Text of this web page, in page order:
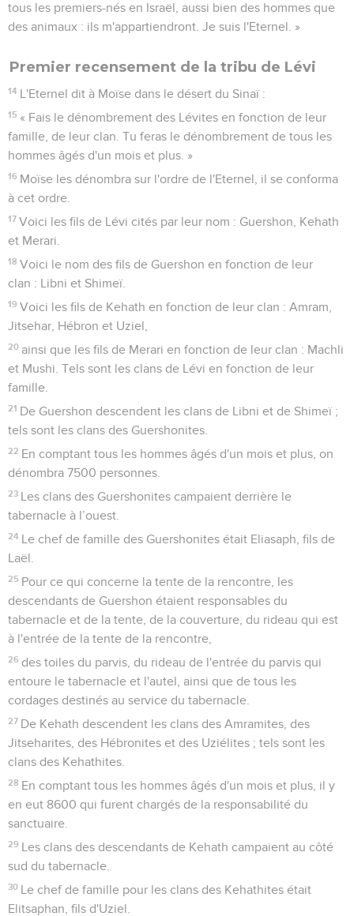
tous les premiers-nés en Israël, aussi bien des hommes que
des animaux : ils m'appartiendront. Je suis l'Eternel. »
Premier recensement de la tribu de Lévi
14 L'Eternel dit à Moïse dans le désert du Sinaï :
15 « Fais le dénombrement des Lévites en fonction de leur
famille, de leur clan. Tu feras le dénombrement de tous les
hommes âgés d'un mois et plus. »
16 Moïse les dénombra sur l'ordre de l'Eternel, il se conforma
à cet ordre.
17 Voici les fils de Lévi cités par leur nom : Guershon, Kehath
et Merari.
18 Voici le nom des fils de Guershon en fonction de leur
clan : Libni et Shimeï.
19 Voici les fils de Kehath en fonction de leur clan : Amram,
Jitsehar, Hébron et Uziel,
20 ainsi que les fils de Merari en fonction de leur clan : Machli
et Mushi. Tels sont les clans de Lévi en fonction de leur
famille.
21 De Guershon descendent les clans de Libni et de Shimeï ;
tels sont les clans des Guershonites.
22 En comptant tous les hommes âgés d'un mois et plus, on
dénombra 7500 personnes.
23 Les clans des Guershonites campaient derrière le
tabernacle à l’ouest.
24 Le chef de famille des Guershonites était Eliasaph, fils de
Laël.
25 Pour ce qui concerne la tente de la rencontre, les
descendants de Guershon étaient responsables du
tabernacle et de la tente, de la couverture, du rideau qui est
à l'entrée de la tente de la rencontre,
26 des toiles du parvis, du rideau de l'entrée du parvis qui
entoure le tabernacle et l'autel, ainsi que de tous les
cordages destinés au service du tabernacle.
27 De Kehath descendent les clans des Amramites, des
Jitseharites, des Hébronites et des Uziélites ; tels sont les
clans des Kehathites.
28 En comptant tous les hommes âgés d'un mois et plus, il y
en eut 8600 qui furent chargés de la responsabilité du
sanctuaire.
29 Les clans des descendants de Kehath campaient au côté
sud du tabernacle.
30 Le chef de famille pour les clans des Kehathites était
Elitsaphan, fils d'Uziel.